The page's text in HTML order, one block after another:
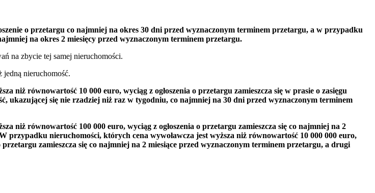
o przetargu co najmniej na okres 30 dni przed wyznaczonym terminem przetargu, a w przypadku
na okres 2 miesięcy przed wyznaczonym terminem przetargu.
na zbycie tej samej nieruchomości.
jedną nieruchomość.
niż równowartość 10 000 euro, wyciąg z ogłoszenia o przetargu zamieszcza się w prasie o zasięgu
ukazującej się nie rzadziej niż raz w tygodniu, co najmniej na 30 dni przed wyznaczonym terminem
niż równowartość 100 000 euro, wyciąg z ogłoszenia o przetargu zamieszcza się co najmniej na 2
nieruchomości, których cena wywoławcza jest wyższa niż równowartość 10 000 000 euro,
zamieszcza się co najmniej na 2 miesiące przed wyznaczonym terminem przetargu, a drugi